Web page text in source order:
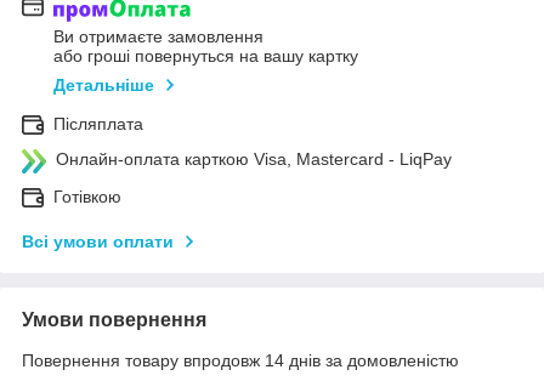
Ви отримаєте замовлення
або гроші повернуться на вашу картку
Детальніше
Післяплата
Онлайн-оплата карткою Visa, Mastercard - LiqPay
Готівкою
Всі умови оплати
Умови повернення
Повернення товару впродовж 14 днів за домовленістю